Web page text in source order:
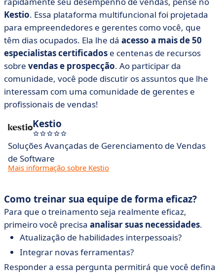
Kestio. Essa plataforma multifuncional foi projetada
para empreendedores e gerentes como você, que
têm dias ocupados. Ela lhe dá acesso a mais de 50
especialistas certificados e centenas de recursos
sobre vendas e prospecção. Ao participar da
comunidade, você pode discutir os assuntos que lhe
interessam com uma comunidade de gerentes e
profissionais de vendas!
Kestio
Soluções Avançadas de Gerenciamento de Vendas
de Software
Mais informação sobre Kestio
Como treinar sua equipe de forma eficaz?
Para que o treinamento seja realmente eficaz,
primeiro você precisa analisar suas necessidades.
Atualização de habilidades interpessoais?
Integrar novas ferramentas?
Responder a essa pergunta permitirá que você defina